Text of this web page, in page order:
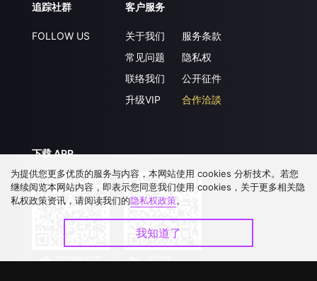
追踪社群
FOLLOW US
客户服务
关于我们
常见问题
联络我们
升级VIP
服务条款
隐私权
公开征件
合作洽談
下载 APP
为提供您更多优质的服务与内容，本网站使用 cookies 分析技术。若您
继续阅览本网站内容，即表示您同意我们使用 cookies，关于更多相关隐
私权政策资讯，请阅读我们的隐私权政策。
我知道了